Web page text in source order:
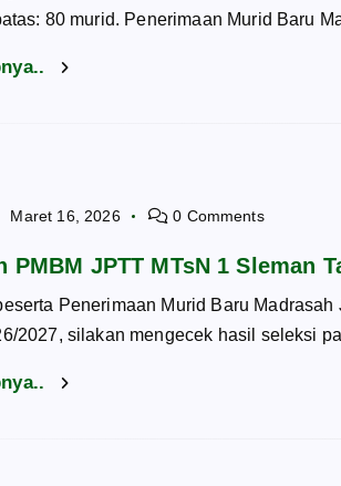
80 murid. Penerimaan Murid Baru
Maret 16, 2026 0 Comments
PMBM JPTT MTsN 1 Sleman
Penerimaan Murid Baru
2027, silakan mengecek hasil seleksi